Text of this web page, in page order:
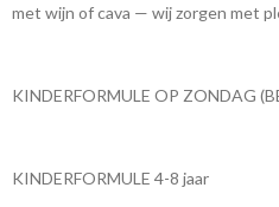
met wijn of cava — wij zorgen met
KINDERFORMULE OP ZONDAG
KINDERFORMULE 4-8 jaar